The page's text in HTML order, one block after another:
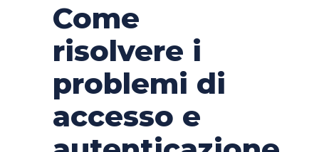
Come
risolvere i
problemi di
accesso e